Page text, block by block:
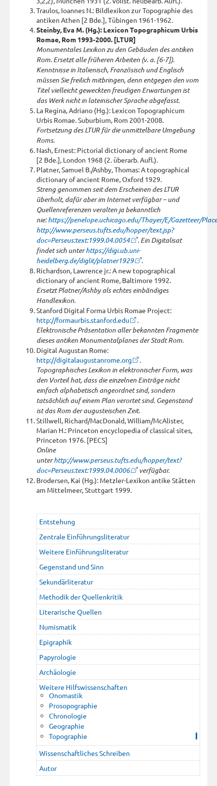
Traulos, Ioannes N.: Bildlexikon zur Topographie des
antiken Athen [2 Bde.], Tübingen 1961-1962.
Steinby, Eva M. (Hg.): Lexicon Topographicum Urbis
Romae, Rom 1993-2000. [LTUR]
Monumentales Lexikon zu den Gebäuden des antiken
Rom. Ersetzt alle früheren Arbeiten (v. a. [6-7]).
Kenntnisse in Italienisch, Französisch und Englisch
müssen Sie freilich mitbringen, denn entgegen den vom
Titel vielleicht geweckten freudigen Erwartungen ist
das Werk nicht in lateinischer Sprache abgefasst.
La Regina, Adriano (Hg.): Lexicon Topographicum
Urbis Romae. Suburbium, Rom 2001-2008.
Fortsetzung des LTUR für die unmittelbare Umgebung
Roms.
Nash, Ernest: Pictorial dictionary of ancient Rome
[2 Bde.], London 1968 (2. überarb. Aufl.).
Platner, Samuel B./Ashby, Thomas: A topographical
dictionary of ancient Rome, Oxford 1929.
Streng genommen seit dem Erscheinen des LTUR
überholt, dafür aber im Internet verfügbar – und
Quellenreferenzen veralten ja bekanntlich
nie:https://penelope.uchicago.edu/Thayer/E/Gazetteer/
http://www.perseus.tufts.edu/hopper/text.jsp?
doc=Perseus:text:1999.04.0054
. Ein Digitalisat
findet sich unterhttps://digi.ub.uni-
heidelberg.de/diglit/platner1929
.
Richardson, Lawrence jr.: A new topographical
dictionary of ancient Rome, Baltimore 1992.
Ersetzt Platner/Ashby als echtes einbändiges
Handlexikon.
Stanford Digital Forma Urbis Romae Project:
http://formaurbis.stanford.edu
Elektronische Präsentation aller bekannten Fragmente
dieses antiken Monumentalplanes der Stadt Rom.
Digital Augustan Rome:
http://digitalaugustanrome.org
Topographisches Lexikon in elektronischer Form, was
den Vorteil hat, dass die einzelnen Einträge nicht
einfach alphabetisch angeordnet sind, sondern
tatsächlich auf einem Plan verortet sind. Gegenstand
ist das Rom der augusteischen Zeit.
Stillwell, Richard/MacDonald, William/McAlister,
Marian H.: Princeton encyclopedia of classical sites,
Princeton 1976. [PECS]
Online
unterhttp://www.perseus.tufts.edu/hopper/text?
doc=Perseus:text:1999.04.0006
verfügbar.
Brodersen, Kai (Hg.): Metzler-Lexikon antike Stätten
am Mittelmeer, Stuttgart 1999.
Entstehung
Zentrale Einführungsliteratur
Weitere Einführungsliteratur
Gegenstand und Sinn
Sekundärliteratur
Methodik der Quellenkritik
Literarische Quellen
Numismatik
Epigraphik
Papyrologie
Archäologie
Weitere Hilfswissenschaften
Onomastik
Prosopographie
Chronologie
Geographie
Topographie
Wissenschaftliches Schreiben
Autor